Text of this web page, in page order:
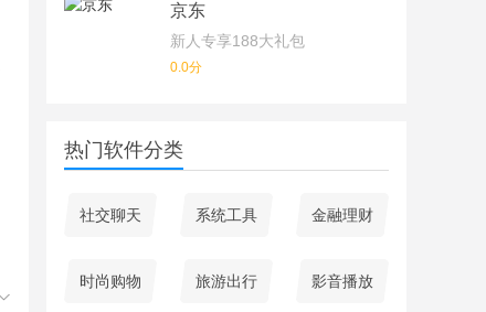
京东
新人专享188大礼包
0.0分
热门软件分类
社交聊天 系统工具 金融理财
时尚购物 旅游出行 影音播放